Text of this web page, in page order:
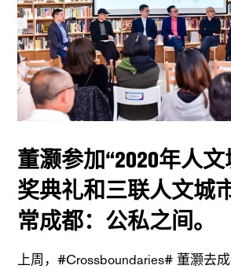
董灏参加“2020年人
奖典礼和三联人文城
常成都：公私之间。
上周，#Crossboundaries# 董灏去